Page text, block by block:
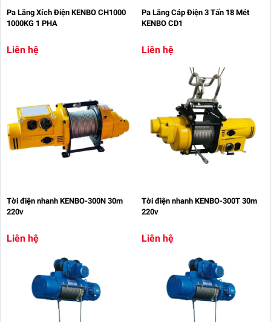
Pa Lăng Xích Điện KENBO CH1000
1000KG 1 PHA
Liên hệ
Pa Lăng Cáp Điện 3 Tấn 18 Mét
KENBO CD1
Liên hệ
Tời điện nhanh KENBO-300N 30m
220v
Liên hệ
Tời điện nhanh KENBO-300T 30m
220v
Liên hệ